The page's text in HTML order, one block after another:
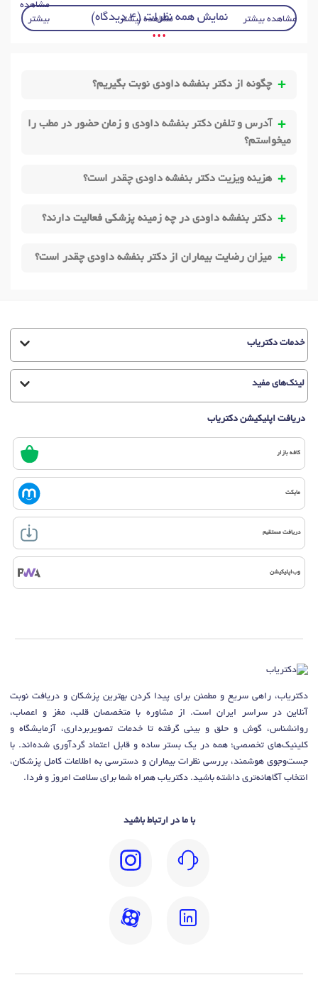
مشاهده بیشتر مشاهده بیشتر
مشاهده
بیشتر
نمایش همه نظرات (4 دیدگاه)
• • •
چگونه از دکتر بنفشه داودی نوبت بگیریم؟
آدرس و تلفن دکتر بنفشه داودی و زمان حضور در مطب را
میخواستم؟
هزینه ویزیت دکتر بنفشه داودی چقدر است؟
دکتر بنفشه داودی در چه زمینه پزشکی فعالیت دارند؟
میزان رضایت بیماران از دکتر بنفشه داودی چقدر است؟
خدمات دکتریاب
لینک‌های مفید
دریافت اپلیکیشن دکتریاب
کافه بازار
مایکت
دریافت مستقیم
وب‌اپلیکیشن
دکتریاب، راهی سریع و مطمئن برای پیدا کردن بهترین پزشکان و دریافت نوبت
آنلاین در سراسر ایران است. از مشاوره با متخصصان قلب، مغز و اعصاب،
روانشناس، گوش و حلق و بینی گرفته تا خدمات تصویربرداری، آزمایشگاه و
کلینیک‌های تخصصی؛ همه در یک بستر ساده و قابل اعتماد گردآوری شده‌اند. با
جست‌وجوی هوشمند، بررسی نظرات بیماران و دسترسی به اطلاعات کامل پزشکان،
انتخاب آگاهانه‌تری داشته باشید. دکتریاب همراه شما برای سلامت امروز و فردا.
با ما در ارتباط باشید